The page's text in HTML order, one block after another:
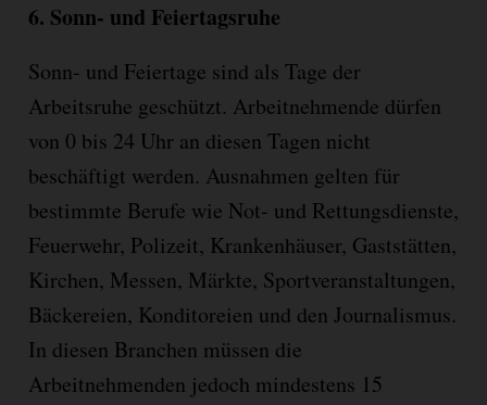
6. Sonn- und Feiertagsruhe
Sonn- und Feiertage sind als Tage der
Arbeitsruhe geschützt. Arbeitnehmende dürfen
von 0 bis 24 Uhr an diesen Tagen nicht
beschäftigt werden. Ausnahmen gelten für
bestimmte Berufe wie Not- und Rettungsdienste,
Feuerwehr, Polizeit, Krankenhäuser, Gaststätten,
Kirchen, Messen, Märkte, Sportveranstaltungen,
Bäckereien, Konditoreien und den Journalismus.
In diesen Branchen müssen die
Arbeitnehmenden jedoch mindestens 15